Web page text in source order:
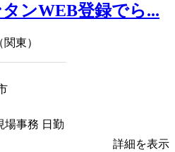
ンWEB登録でら...
東）
場事務 日勤
詳細を表示